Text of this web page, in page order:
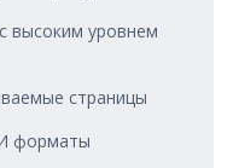
высоким уровнем
страницы
форматы